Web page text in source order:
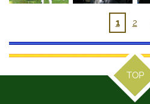
1 2
TOP